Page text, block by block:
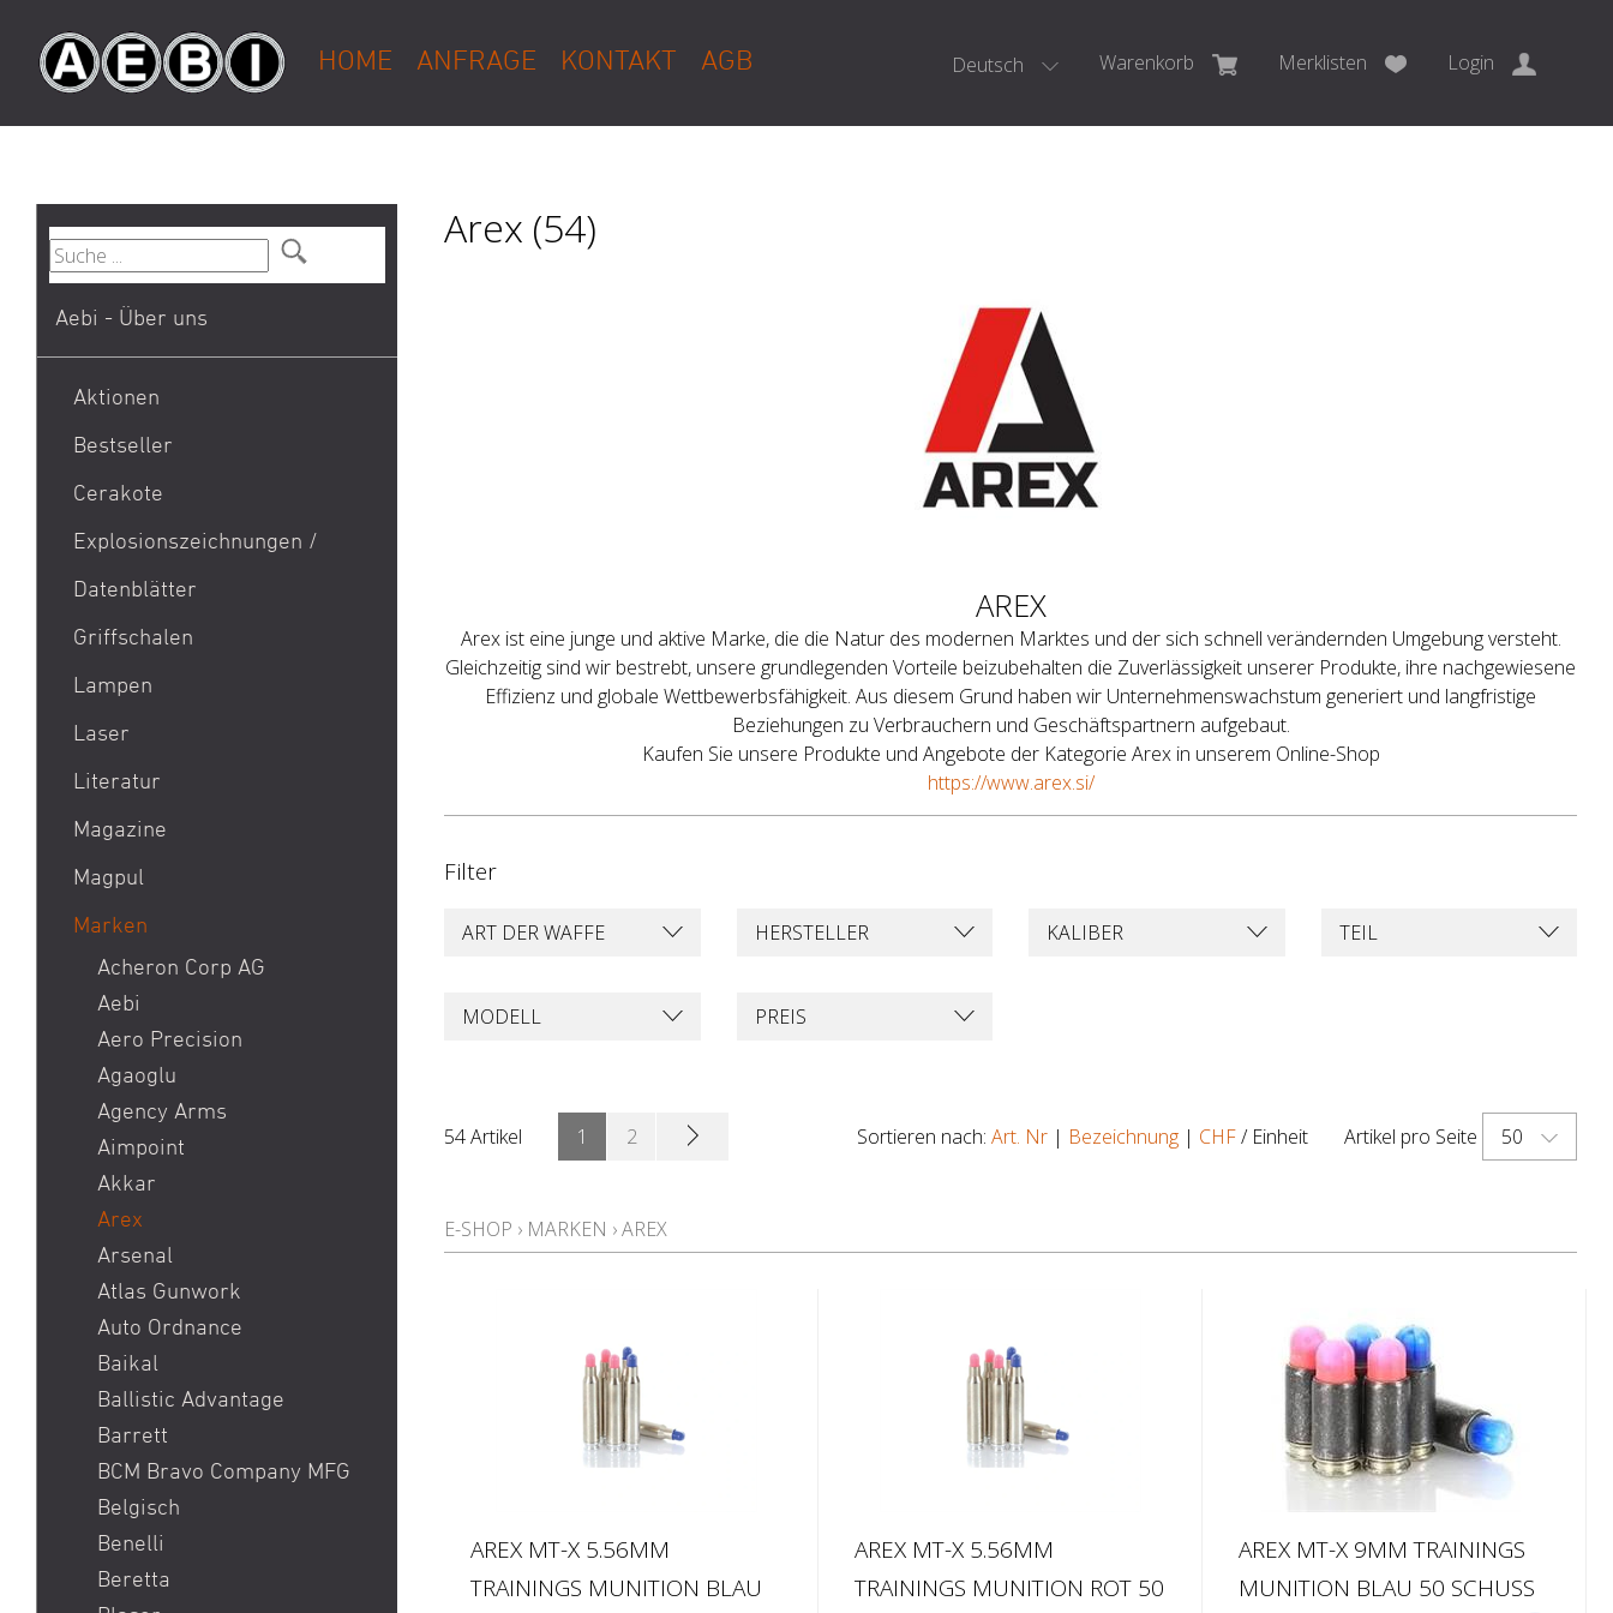
Deutsch Warenkorb Merklisten Login
HOME ANFRAGE KONTAKT AGB
Aebi - Über uns
Aktionen
Bestseller
1911
Aktion Bester Preis
AR 15
B&T Print-X
CZ 75 / CZ TS
Eotech EXPS3 / Eotech
EXPS2
Glock 48 / Glock 43X
Heckler & Koch MP5 /
Heckler & Koch SP5
Heckler & Koch MR223 /
Heckler & Koch 416
Holosun HS510C / Holosun
407C
Pistole
Red Dot
Ringkorn stgw 90 / Stgw
90 Ringkorn
Sig P210 / Sig P49
Sig P226 / Sig P228
Sig P320 Legion / Sig
P320 AXG
Sig P320 M17 / Sig P320
M18
Sig P322
Sig P365 / Sig P365XL
Sig Sauer MCX / Sig Sauer
MPX
SIG SG 551 / SIG SG 552 /
Cerakote
Explosionszeichnungen /
Datenblätter
Griffschalen
Lampen
Laser
Literatur
Magazine
Magpul
Marken
Acheron Corp AG
Aebi
Aero Precision
Agaoglu
Agency Arms
Aimpoint
Akkar
Arex
Arsenal
Atlas Gunwork
Auto Ordnance
Baikal
Ballistic Advantage
Barrett
BCM Bravo Company MFG
Belgisch
Benelli
Beretta
Arex (54)
AREX
Arex ist eine junge und aktive Marke, die die Natur des modernen Marktes und der sich schnell verändernden Umgebung versteht.
Gleichzeitig sind wir bestrebt, unsere grundlegenden Vorteile beizubehalten die Zuverlässigkeit unserer Produkte, ihre nachgewiesene
Effizienz und globale Wettbewerbsfähigkeit. Aus diesem Grund haben wir Unternehmenswachstum generiert und langfristige
Beziehungen zu Verbrauchern und Geschäftspartnern aufgebaut.
Kaufen Sie unsere Produkte und Angebote der Kategorie Arex in unserem Online-Shop
https://www.arex.si/
Filter
ART DER WAFFE HERSTELLER KALIBER TEIL
MODELL PREIS
Artikel pro Seite 50
Sortieren nach: Art. Nr | Bezeichnung | CHF/ Einheit
54 Artikel 1 2
E-SHOP › MARKEN ›AREX
AREX MT-X 5.56MM
TRAININGS MUNITION BLAU
AREX MT-X 5.56MM
TRAININGS MUNITION ROT 50
AREX MT-X 9MM TRAININGS
MUNITION BLAU 50 SCHUSS